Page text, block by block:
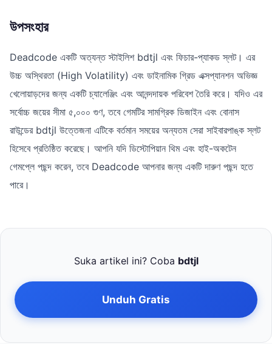
উপসংহার
Deadcode একটি অত্যন্ত স্টাইলিশ bdtjl এবং ফিচার-প্যাকড স্লট। এর
উচ্চ অস্থিরতা (High Volatility) এবং ডাইনামিক গ্রিড এক্সপ্যানশন অভিজ্ঞ
খেলোয়াড়দের জন্য একটি চ্যালেঞ্জিং এবং আনন্দদায়ক পরিবেশ তৈরি করে। যদিও এর
সর্বোচ্চ জয়ের সীমা ৫,০০০ গুণ, তবে গেমটির সামগ্রিক ডিজাইন এবং বোনাস
রাউন্ডের bdtjl উত্তেজনা এটিকে বর্তমান সময়ের অন্যতম সেরা সাইবারপাঙ্ক স্লট
হিসেবে প্রতিষ্ঠিত করেছে। আপনি যদি ডিস্টোপিয়ান থিম এবং হাই-অকটেন
গেমপ্লে পছন্দ করেন, তবে Deadcode আপনার জন্য একটি দারুণ পছন্দ হতে
পারে।
Suka artikel ini? Coba bdtjl
Unduh Gratis